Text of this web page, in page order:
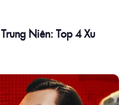
Niên: Top 4 Xu